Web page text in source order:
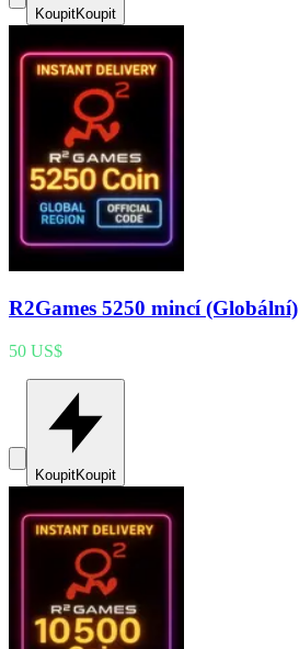
KoupitKoupit
R2Games 5250 mincí (Globální)
50 US$
KoupitKoupit